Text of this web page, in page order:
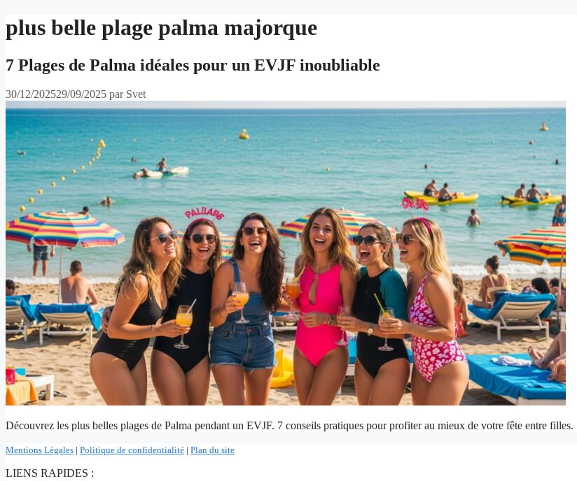
plus belle plage palma majorque
7 Plages de Palma idéales pour un EVJF inoubliable
30/12/202529/09/2025 par Svet
Découvrez les plus belles plages de Palma pendant un EVJF. 7 conseils pratiques pour profiter au mieux de votre fête entre filles.
Mentions Légales | Politique de confidentialité | Plan du site
LIENS RAPIDES :